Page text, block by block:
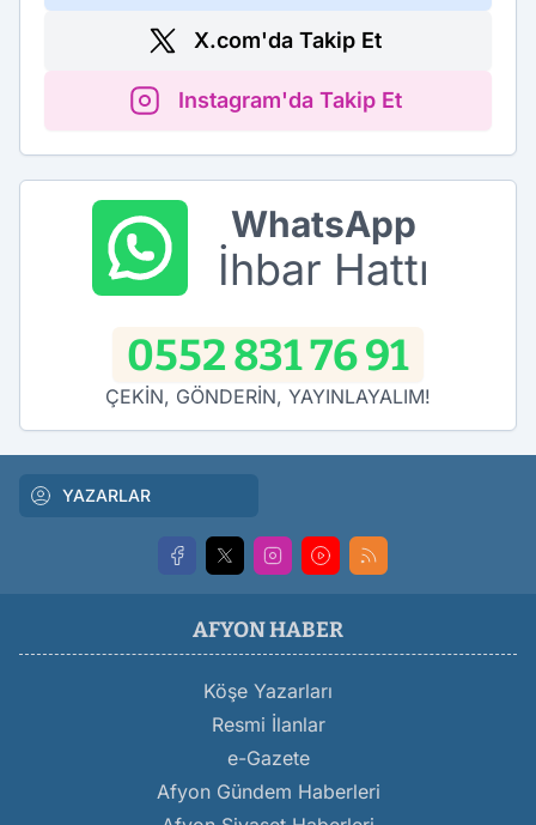
X.com'da Takip Et
Instagram'da Takip Et
WhatsApp
İhbar Hattı
0552 831 76 91
ÇEKİN, GÖNDERİN, YAYINLAYALIM!
YAZARLAR
AFYON HABER
Köşe Yazarları
Resmi İlanlar
e-Gazete
Afyon Gündem Haberleri